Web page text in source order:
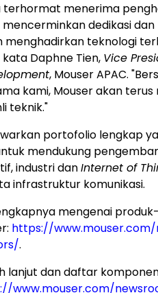
terhormat menerima
mencerminkan dedikasi
menghadirkan teknologi
Daphne Tien, Vice
, Mouser APAC.
kami, Mouser akan
teknik."
portofolio lengkap
mendukung
industri danInternet of
infrastruktur komunikasi.
mengenai
https://
.
lanjut dan daftar
www.mouser.com/